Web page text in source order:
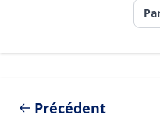
Précédent